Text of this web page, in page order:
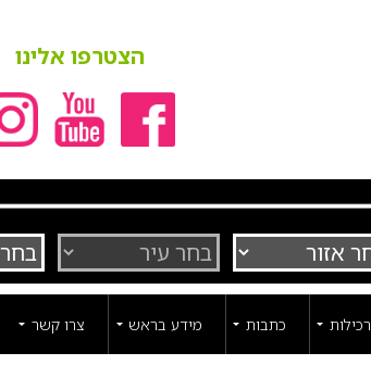
הצטרפו אלינו
רכילות כתבות מידע בראש צרו קשר